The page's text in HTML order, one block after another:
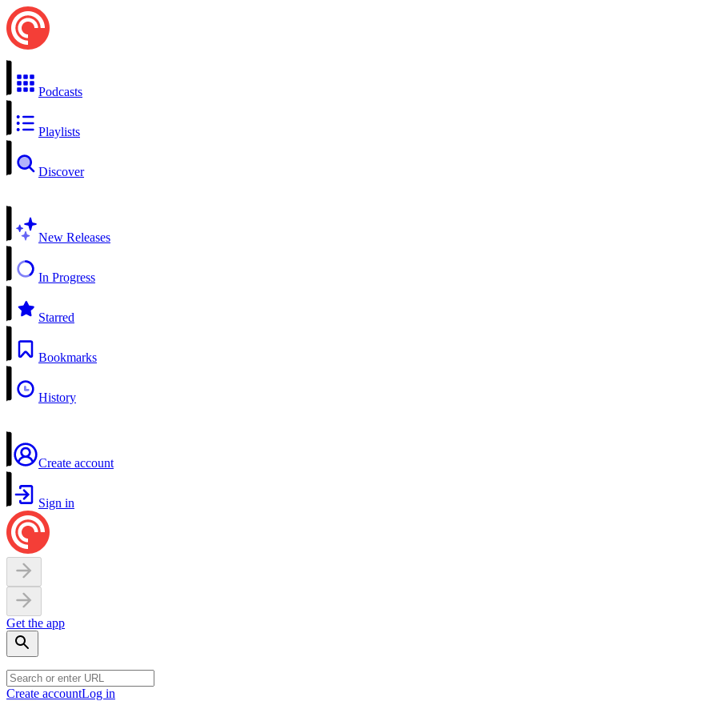
Podcasts
Playlists
Discover
New Releases
In Progress
Starred
Bookmarks
History
Create account
Sign in
Get the app
Create accountLog in